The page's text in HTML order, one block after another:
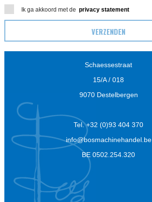
Ik ga akkoord met de privacy statement
Schaessestraat
15/A / 018
9070 Destelbergen
Tel. +32 (0)93 404 370
info@bosmachinehandel.be
BE 0502.254.320